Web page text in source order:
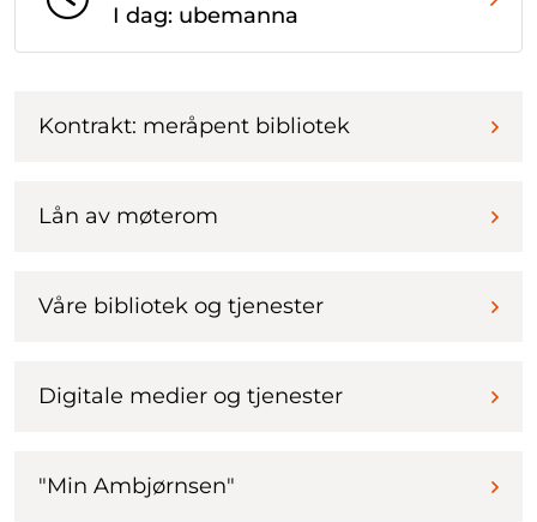
I dag: ubemanna
Kontrakt: meråpent bibliotek
Lån av møterom
Våre bibliotek og tjenester
Digitale medier og tjenester
"Min Ambjørnsen"